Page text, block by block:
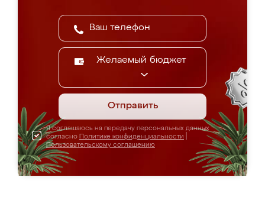
Желаемый бюджет
Отправить
Я соглашаюсь на передачу персональных данных
согласно Политике конфиденциальности
Пользовательскому соглашению